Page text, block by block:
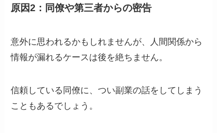
原因2：同僚や第三者からの密告
意外に思われるかもしれませんが、人間関係から
情報が漏れるケースは後を絶ちません。
信頼している同僚に、つい副業の話をしてしまう
こともあるでしょう。